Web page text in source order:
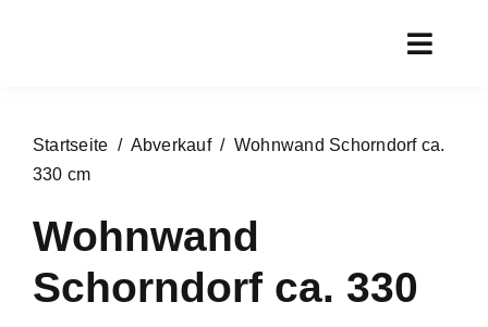
Startseite / Abverkauf/ Wohnwand Schorndorf ca.
330 cm
Wohnwand
Schorndorf ca. 330